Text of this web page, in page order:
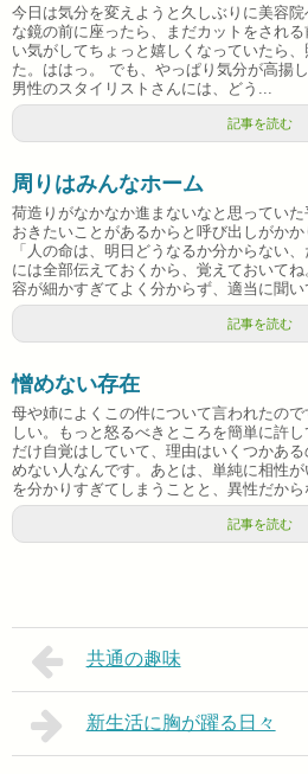
今日は気分を変えようと久しぶりに美容
な鏡の前に座ったら、まだカットをされ
い気がしてちょっと嬉しくなっていたら
た。ははっ。 でも、やっぱり気分が高揚
男性のスタイリストさんには、どう...
記事を読む
周りはみんなホーム
荷造りがなかなか進まないなと思ってい
おきたいことがあるからと呼び出しがかか
「人の命は、明日どうなるか分からない
には全部伝えておくから、覚えておいて
容が細かすぎてよく分からず、適当に聞
記事を読む
憎めない存在
母や姉によくこの件について言われたの
しい。もっと怒るべきところを簡単に許
だけ自覚はしていて、理由はいくつかあ
めない人なんです。あとは、単純に相性
を分かりすぎてしまうことと、異性だか
記事を読む
共通の趣味
新生活に胸が躍る日々